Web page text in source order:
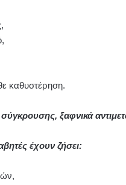
καθυστέρηση.
ξαφνικά
έχουν ζήσει: